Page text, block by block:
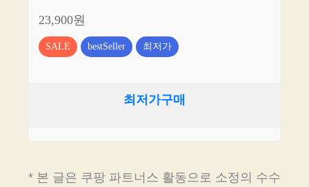
23,900원
SALE bestSeller 최저가
최저가구매
* 본 글은 쿠팡 파트너스 활동으로 소정의 수수